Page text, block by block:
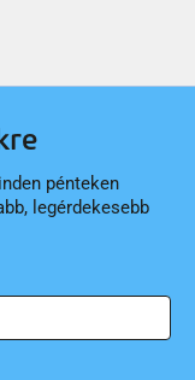
pénteken
legérdekesebb